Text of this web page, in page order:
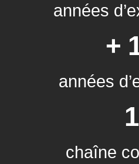
années
+
années
1
chaîne